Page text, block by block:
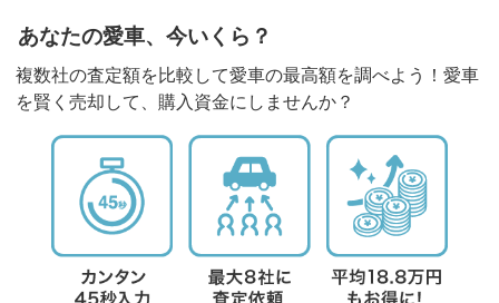
あなたの愛車、今いくら？
複数社の査定額を比較して愛車の最高額を調べよう！愛車
を賢く売却して、購入資金にしませんか？